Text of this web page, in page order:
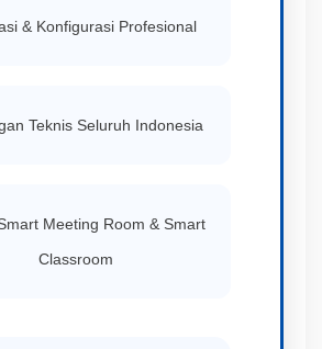
& Konfigurasi Profesional
Teknis Seluruh Indonesia
Meeting Room & Smart
Classroom